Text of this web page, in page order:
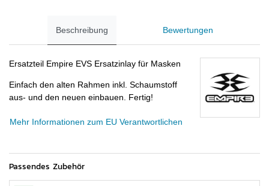
Beschreibung Bewertungen
Ersatzteil Empire EVS Ersatzinlay für Masken
Einfach den alten Rahmen inkl. Schaumstoff
aus- und den neuen einbauen. Fertig!
Mehr Informationen zum EU Verantwortlichen
Passendes Zubehör